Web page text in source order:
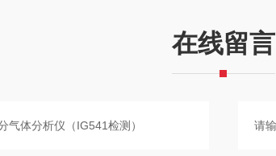
在线留言